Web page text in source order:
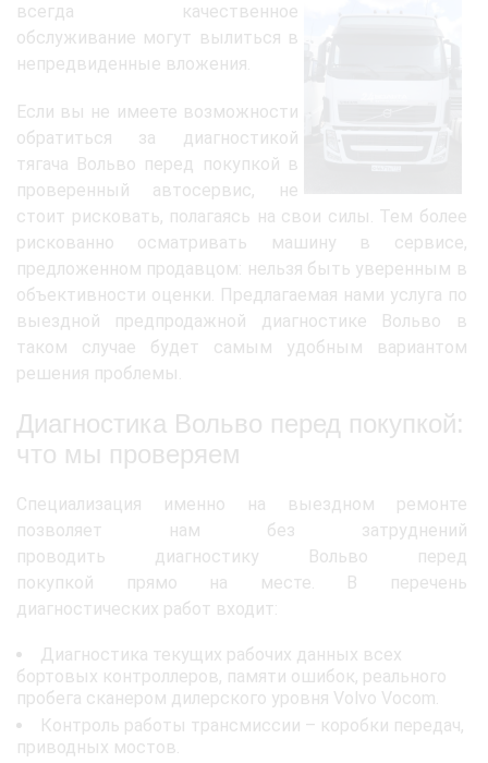
всегда качественное
обслуживание могут вылиться в
непредвиденные вложения.
Если вы не имеете возможности
обратиться за диагностикой
тягача Вольво перед покупкой в
проверенный автосервис, не
стоит рисковать, полагаясь на свои силы. Тем более
рискованно осматривать машину в сервисе,
предложенном продавцом: нельзя быть уверенным в
объективности оценки. Предлагаемая нами услуга по
выездной предпродажной диагностике Вольво в
таком случае будет самым удобным вариантом
решения проблемы.
Диагностика Вольво перед покупкой:
что мы проверяем
Специализация именно на выездном ремонте
позволяет нам без затруднений
проводить диагностику Вольво перед
покупкой прямо на месте. В перечень
диагностических работ входит:
Диагностика текущих рабочих данных всех
бортовых контроллеров, памяти ошибок, реального
пробега сканером дилерского уровня Volvo Vocom.
Контроль работы трансмиссии – коробки передач,
приводных мостов.